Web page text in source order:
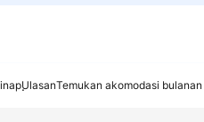
UlasanTemukan akomodasi bulanan